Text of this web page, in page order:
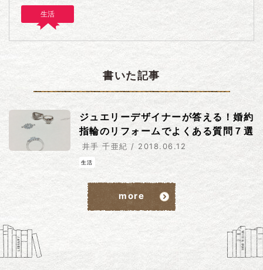
生活
書いた記事
ジュエリーデザイナーが答える！婚約
指輪のリフォームでよくある質問７選
井手 千亜紀 / 2018.06.12
生活
more